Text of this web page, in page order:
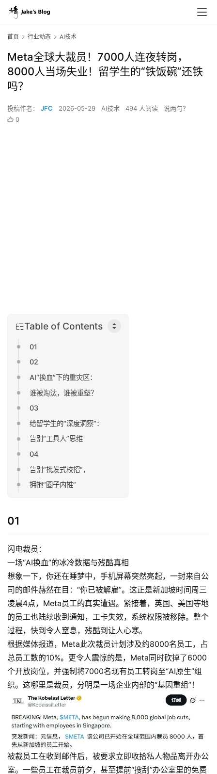
首页 行业动态 AI技术
Meta全球大裁员！7000人连夜转岗，
8000人当场失业！留学生的“铁饭碗”还铁
吗？
投稿作者： JFC 2026-05-29 AI技术 494 人阅读
说两句？
0
Table of Contents
01
02
AI“换血”下的重灾区：
谁被淘汰，谁被重塑？
03
给留学生的“深度洞察”：
告别“工具人”思维
04
告别“批发式校招”，
拥抱“圈子内推”
01
闪电裁员：
一场“AI换血”的冰冷数据与残酷真相
想象一下，你还在睡梦中，手机屏幕突然亮起，一封来自公
司的邮件赫然在目：“你已被解雇”。这正是新加坡时间周三
凌晨4点，Meta员工的真实遭遇。紧接着，英国、美国等地
的员工也陆续收到通知，工卡失效，系统权限被移除。整个
过程，快到令人窒息，残酷到让人心寒。
根据媒体报道，Meta此次裁员计划涉及约8000名员工，占
总员工数的10%。更令人震惊的是，Meta同时砍掉了6000
个开放岗位，并强制将7000名现有员工转岗至“AI原生”组
织。这哪里是裁员，分明是一场企业内部的“基因重组”！
被裁员工在收到邮件后，被要求立即收拾私人物品离开办公
室。一些员工在裁员前夕，甚至提前“搜刮”办公室里的免费